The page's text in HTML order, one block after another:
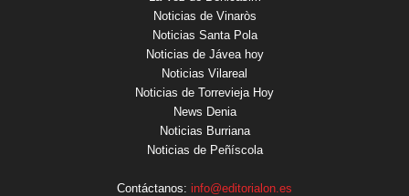
Noticias de Vinaròs
Noticias Santa Pola
Noticias de Jávea hoy
Noticias Vilareal
Noticias de Torrevieja Hoy
News Denia
Noticias Burriana
Noticias de Peñíscola
Contáctanos: info@editorialon.es